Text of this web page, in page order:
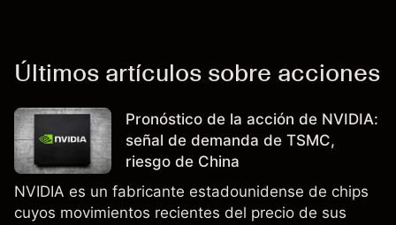
Últimos artículos sobre acciones
Pronóstico de la acción de NVIDIA:
señal de demanda de TSMC,
riesgo de China
NVIDIA es un fabricante estadounidense de chips
cuyos movimientos recientes del precio de sus